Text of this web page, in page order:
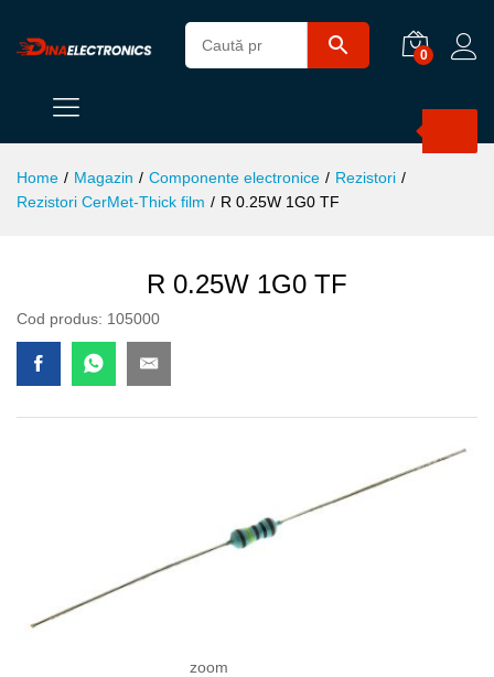
0
Home / Magazin / Componente electronice / Rezistori /
Rezistori CerMet-Thick film / R 0.25W 1G0 TF
R 0.25W 1G0 TF
Cod produs: 105000
zoom